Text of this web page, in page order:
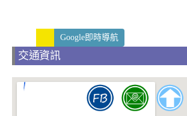
Google即時導航
交通資訊